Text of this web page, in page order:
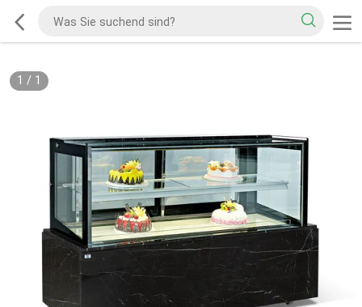
1 / 1